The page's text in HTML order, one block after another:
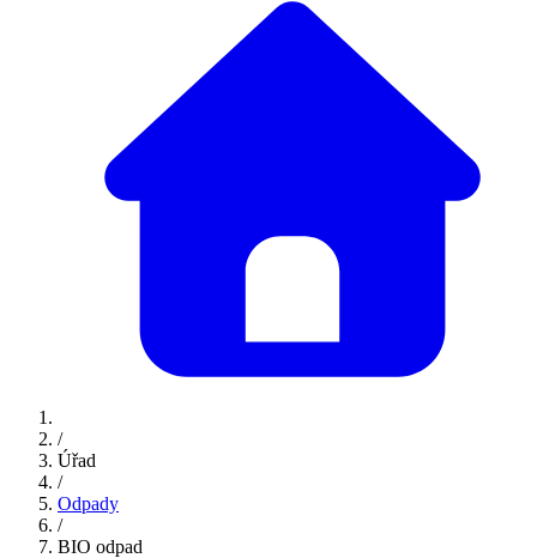
/
Úřad
/
Odpady
/
BIO odpad